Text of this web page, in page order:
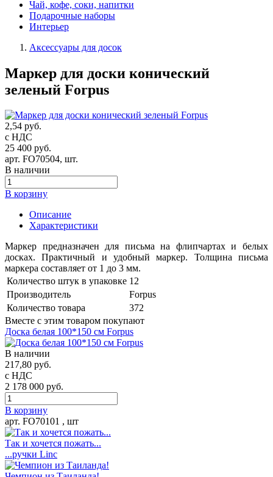
Чай, кофе, соки, напитки
Подарочные наборы
Интерьер
Аксессуары для досок
Маркер для доски конический
зеленый Forpus
2,54 руб.
с НДС
25 400 руб.
арт. FO70504, шт.
В наличии
В корзину
Описание
Характеристики
Маркер предназначен для письма на флипчартах и белых
досках. Практичный и удобный маркер. Толщина письма
маркера составляет от 1 до 3 мм.
Количество штук в упаковке 12
Производитель
Forpus
Количество товара
372
Вместе с этим товаром покупают
Доска белая 100*150 см Forpus
В наличии
217,80 руб.
с НДС
2 178 000 руб.
В корзину
арт. FO70101 , шт
Так и хочется пожать...
...ручки Linс